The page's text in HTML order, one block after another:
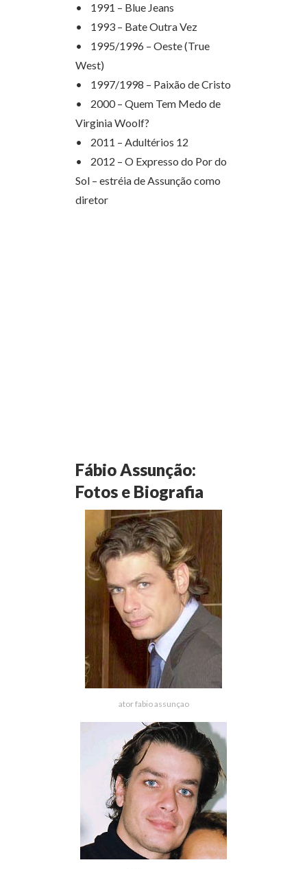
• 1991 – Blue Jeans
• 1993 – Bate Outra Vez
• 1995/1996 – Oeste (True
West)
• 1997/1998 – Paixão de Cristo
• 2000 – Quem Tem Medo de
Virginia Woolf?
• 2011 – Adultérios 12
• 2012 – O Expresso do Por do
Sol – estréia de Assunção como
diretor
Fábio Assunção:
Fotos e Biografia
ator fabio assunçao